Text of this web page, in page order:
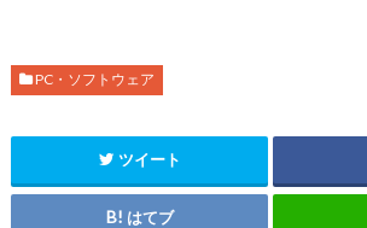
PC・ソフトウェア
ツイート
はてブ